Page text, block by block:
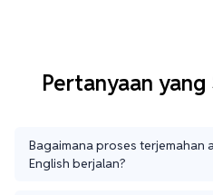
Pertanyaan
Bagaimana proses terjemahan
English berjalan?